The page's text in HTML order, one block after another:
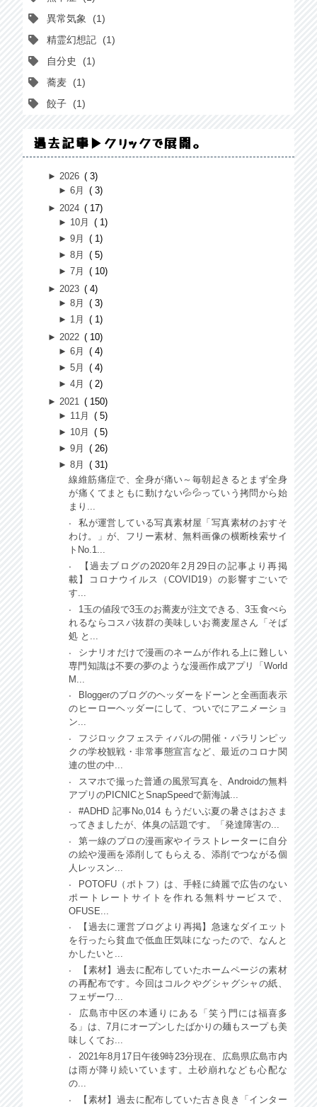
異常気象
1
精霊幻想記
1
自分史
1
蕎麦
1
餃子
1
過去記事▶クリックで展開。
►2026
3
►6月
3
►2024
17
► 10月
1
►9月
1
►8月
5
►7月
10
►2023
4
►8月
3
► 1月
1
►2022
10
►6月
4
►5月
4
►4月
2
►2021
150
► 11月
5
► 10月
5
►9月
26
►8月
31
線維筋痛症で、全身が痛い～毎朝起きるとまず全身
が痛くてまともに動けない💦💦っていう拷問から始
まり...
私が運営している写真素材屋「写真素材のおすそ
わけ。」が、フリー素材、無料画像の横断検索サイ
トNo.1...
【過去ブログの2020年2月29日の記事より再掲
載】コロナウイルス（COVID19）の影響すごいで
す...
1玉の値段で3玉のお蕎麦が注文できる、3玉食べら
れるならコスパ抜群の美味しいお蕎麦屋さん「そば
処 と...
シナリオだけで漫画のネームが作れる上に難しい
専門知識は不要の夢のような漫画作成アプリ「World
M...
Bloggerのブログのヘッダーをドーンと全画面表示
のヒーローヘッダーにして、ついでにアニメーショ
ン...
フジロックフェスティバルの開催・パラリンピッ
クの学校観戦・非常事態宣言など、最近のコロナ関
連の世の中...
スマホで撮った普通の風景写真を、Androidの無料
アプリのPICNICとSnapSpeedで新海誠...
#ADHD 記事No,014 もうだいぶ夏の暑さはおさま
ってきましたが、体臭の話題です。「発達障害の...
第一線のプロの漫画家やイラストレーターに自分
の絵や漫画を添削してもらえる、添削でつながる個
人レッスン...
POTOFU（ポトフ）は、手軽に綺麗で広告のない
ポートレートサイトを作れる無料サービスで、
OFUSE...
【過去に運営ブログより再掲】急速なダイエット
を行ったら貧血で低血圧気味になったので、なんと
かしたいと...
【素材】過去に配布していたホームページの素材
の再配布です。今回はコルクやグシャグシャの紙、
フェザーワ...
広島市中区の本通りにある「笑う門には福喜多
る」は、7月にオープンしたばかりの麺もスープも美
味しくてお...
2021年8月17日午後9時23分現在、広島県広島市内
は雨が降り続いています。土砂崩れなども心配な
の...
【素材】過去に配布していた古き良き「インター